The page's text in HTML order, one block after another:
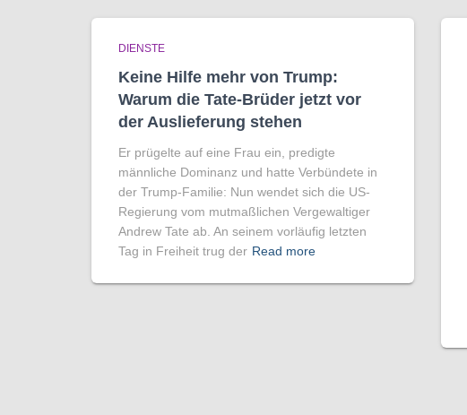
DIENSTE
Keine Hilfe mehr von Trump:
Warum die Tate-Brüder jetzt vor
der Auslieferung stehen
Er prügelte auf eine Frau ein, predigte
männliche Dominanz und hatte Verbündete in
der Trump-Familie: Nun wendet sich die US-
Regierung vom mutmaßlichen Vergewaltiger
Andrew Tate ab. An seinem vorläufig letzten
Tag in Freiheit trug der Read more